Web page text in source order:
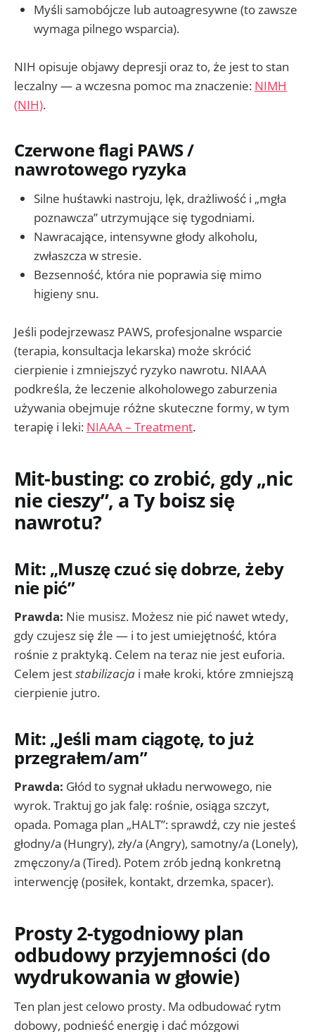
Myśli samobójcze lub autoagresywne (to zawsze
wymaga pilnego wsparcia).
NIH opisuje objawy depresji oraz to, że jest to stan
leczalny — a wczesna pomoc ma znaczenie: NIMH
(NIH).
Czerwone flagi PAWS /
nawrotowego ryzyka
Silne huśtawki nastroju, lęk, drażliwość i „mgła
poznawcza” utrzymujące się tygodniami.
Nawracające, intensywne głody alkoholu,
zwłaszcza w stresie.
Bezsenność, która nie poprawia się mimo
higieny snu.
Jeśli podejrzewasz PAWS, profesjonalne wsparcie
(terapia, konsultacja lekarska) może skrócić
cierpienie i zmniejszyć ryzyko nawrotu. NIAAA
podkreśla, że leczenie alkoholowego zaburzenia
używania obejmuje różne skuteczne formy, w tym
terapię i leki: NIAAA – Treatment.
Mit-busting: co zrobić, gdy „nic
nie cieszy”, a Ty boisz się
nawrotu?
Mit: „Muszę czuć się dobrze, żeby
nie pić”
Prawda: Nie musisz. Możesz nie pić nawet wtedy,
gdy czujesz się źle — i to jest umiejętność, która
rośnie z praktyką. Celem na teraz nie jest euforia.
Celem jeststabilizacja i małe kroki, które zmniejszą
cierpienie jutro.
Mit: „Jeśli mam ciągotę, to już
przegrałem/am”
Prawda: Głód to sygnał układu nerwowego, nie
wyrok. Traktuj go jak falę: rośnie, osiąga szczyt,
opada. Pomaga plan „HALT”: sprawdź, czy nie jesteś
głodny/a (Hungry), zły/a (Angry), samotny/a (Lonely),
zmęczony/a (Tired). Potem zrób jedną konkretną
interwencję (posiłek, kontakt, drzemka, spacer).
Prosty 2-tygodniowy plan
odbudowy przyjemności (do
wydrukowania w głowie)
Ten plan jest celowo prosty. Ma odbudować rytm
dobowy, podnieść energię i dać mózgowi